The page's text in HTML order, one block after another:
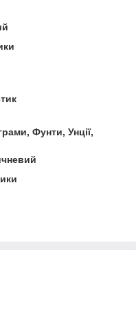
Фунти, Унції,